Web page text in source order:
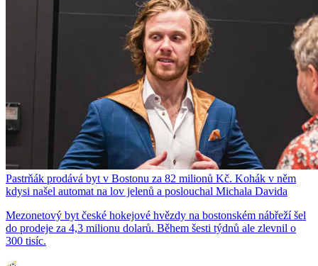
Pastrňák prodává byt v Bostonu za 82 milionů Kč. Kohák v něm
kdysi našel automat na lov jelenů a poslouchal Michala Davida
Mezonetový byt české hokejové hvězdy na bostonském nábřeží šel
do prodeje za 4,3 milionu dolarů. Během šesti týdnů ale zlevnil o
300 tisíc.